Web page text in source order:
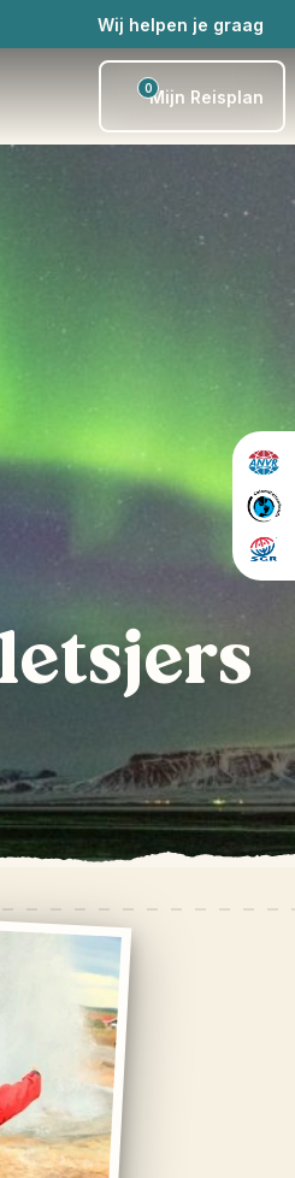
Wij helpen je graag
0Mijn Reisplan